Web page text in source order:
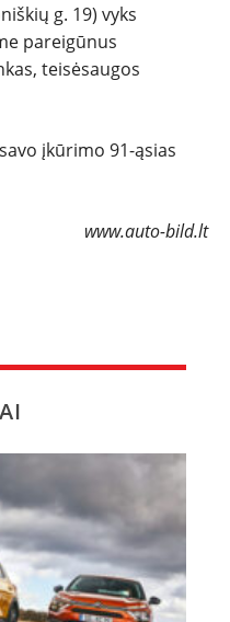
g. 19) vyks
pareigūnus
teisėsaugos
įkūrimo 91-ąsias
www.auto-bild.lt